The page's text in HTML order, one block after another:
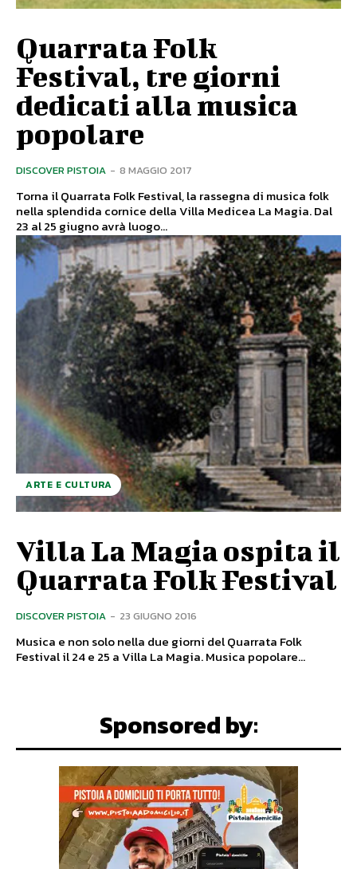
Quarrata Folk
Festival, tre giorni
dedicati alla musica
popolare
DISCOVER PISTOIA - 8 MAGGIO 2017
Torna il Quarrata Folk Festival, la rassegna di musica folk
nella splendida cornice della Villa Medicea La Magia. Dal
23 al 25 giugno avrà luogo...
ARTE E CULTURA
Villa La Magia ospita il
Quarrata Folk Festival
DISCOVER PISTOIA - 23 GIUGNO 2016
Musica e non solo nella due giorni del Quarrata Folk
Festival il 24 e 25 a Villa La Magia. Musica popolare...
Sponsored by: